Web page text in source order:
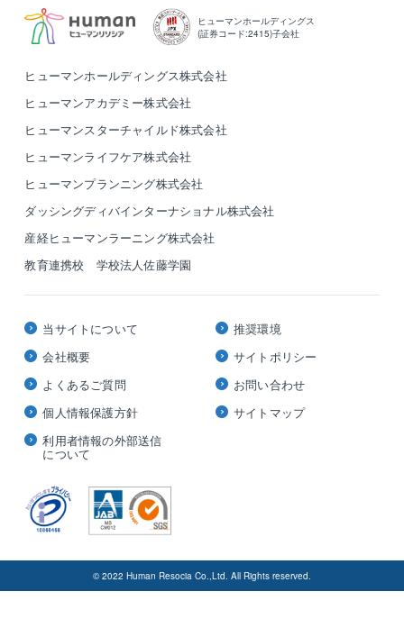
ヒューマンホールディングス
(証券コード:2415)子会社
ヒューマンホールディングス株式会社
ヒューマンアカデミー株式会社
ヒューマンスターチャイルド株式会社
ヒューマンライフケア株式会社
ヒューマンプランニング株式会社
ダッシングディバインターナショナル株式会社
産経ヒューマンラーニング株式会社
教育連携校 学校法人佐藤学園
当サイトについて
会社概要
よくあるご質問
個人情報保護方針
利用者情報の外部送信
について
推奨環境
サイトポリシー
お問い合わせ
サイトマップ
© 2022 Human Resocia Co.,Ltd. All Rights reserved.